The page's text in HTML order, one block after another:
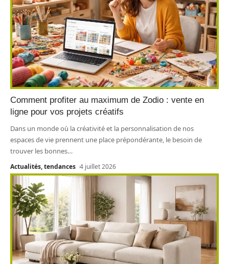
Comment profiter au maximum de Zodio : vente en
ligne pour vos projets créatifs
Dans un monde où la créativité et la personnalisation de nos
espaces de vie prennent une place prépondérante, le besoin de
trouver les bonnes…
Actualités, tendances 4 juillet 2026